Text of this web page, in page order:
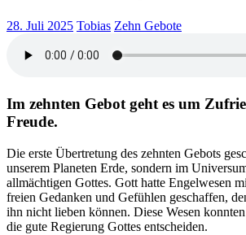
28. Juli 2025 Tobias Zehn Gebote
Im zehnten Gebot geht es um
Freude.
Die erste Übertretung des zehnten Gebots
unserem Planeten Erde, sondern im
allmächtigen Gottes. Gott hatte Engelwesen
freien Gedanken und Gefühlen geschaffen,
ihn nicht lieben können. Diese Wesen
die gute Regierung Gottes entscheiden.